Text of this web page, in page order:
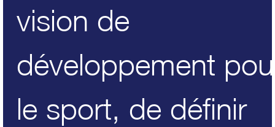
vision de
développement
le sport, de définir